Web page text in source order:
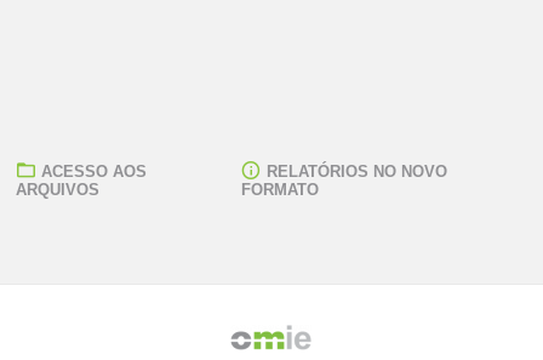
ACESSO AOS
ARQUIVOS
RELATÓRIOS NO NOVO
FORMATO